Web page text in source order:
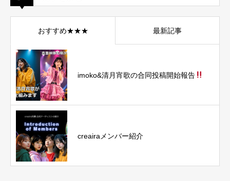
おすすめ★★★ 最新記事
imoko&清月宵歌の合同投稿開始報告
creairaメンバー紹介